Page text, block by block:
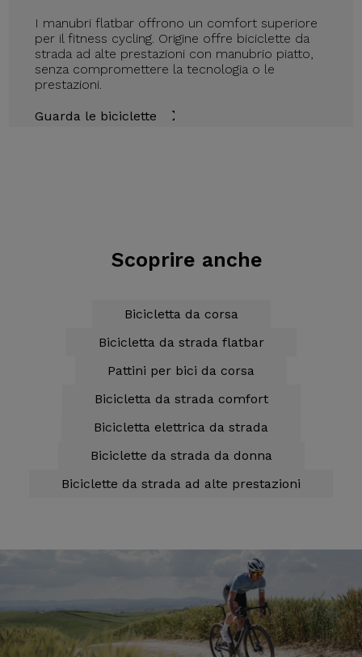
I manubri flatbar offrono un comfort superiore
per il fitness cycling. Origine offre biciclette da
strada ad alte prestazioni con manubrio piatto,
senza compromettere la tecnologia o le
prestazioni.
Guarda le biciclette
Scoprire anche
Bicicletta da corsa
Bicicletta da strada flatbar
Pattini per bici da corsa
Bicicletta da strada comfort
Bicicletta elettrica da strada
Biciclette da strada da donna
Biciclette da strada ad alte prestazioni